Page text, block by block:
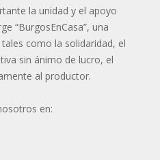
la unidad y el apoyo
“BurgosEnCasa”, una
como la solidaridad, el
sin ánimo de lucro, el
al productor.
en: